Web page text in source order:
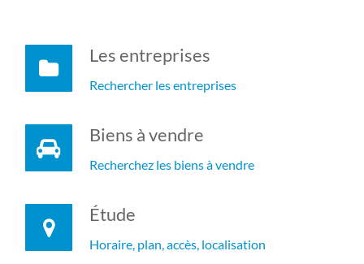
Les entreprises
Rechercher les entreprises
Biens à vendre
Recherchez les biens à vendre
Étude
Horaire, plan, accès, localisation